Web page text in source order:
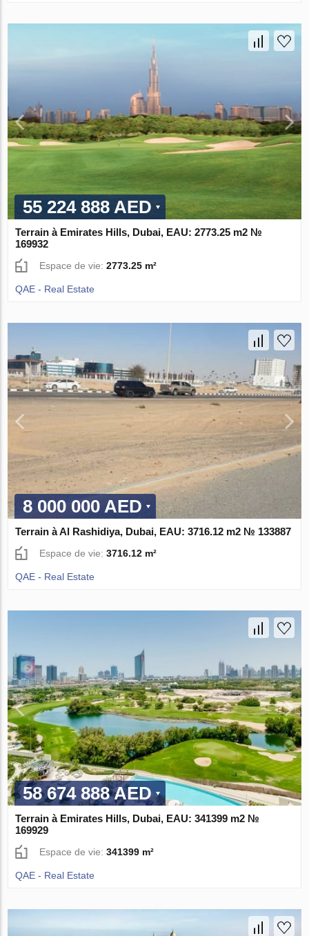
55 224 888 AED
Terrain à Emirates Hills, Dubai, EAU: 2773.25 m2 №
169932
Espace de vie:2773.25 m²
QAE - Real Estate
8 000 000 AED
Terrain à Al Rashidiya, Dubai, EAU: 3716.12 m2 № 133887
Espace de vie:3716.12 m²
QAE - Real Estate
58 674 888 AED
Terrain à Emirates Hills, Dubai, EAU: 341399 m2 №
169929
Espace de vie:341399 m²
QAE - Real Estate